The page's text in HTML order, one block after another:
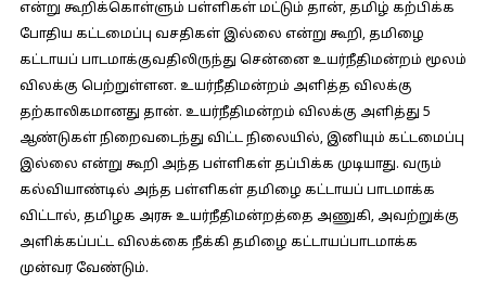
என்று கூறிக்கொள்ளும் பள்ளிகள் மட்டும் தான், தமிழ் கற்பிக்க
போதிய கட்டமைப்பு வசதிகள் இல்லை என்று கூறி, தமிழை
கட்டாயப் பாடமாக்குவதிலிருந்து சென்னை உயர்நீதிமன்றம் மூலம்
விலக்கு பெற்றுள்ளன. உயர்நீதிமன்றம் அளித்த விலக்கு
தற்காலிகமானது தான். உயர்நீதிமன்றம் விலக்கு அளித்து 5
ஆண்டுகள் நிறைவடைந்து விட்ட நிலையில், இனியும் கட்டமைப்பு
இல்லை என்று கூறி அந்த பள்ளிகள் தப்பிக்க முடியாது. வரும்
கல்வியாண்டில் அந்த பள்ளிகள் தமிழை கட்டாயப் பாடமாக்க
விட்டால், தமிழக அரசு உயர்நீதிமன்றத்தை அணுகி, அவற்றுக்கு
அளிக்கப்பட்ட விலக்கை நீக்கி தமிழை கட்டாயப்பாடமாக்க
முன்வர வேண்டும்.